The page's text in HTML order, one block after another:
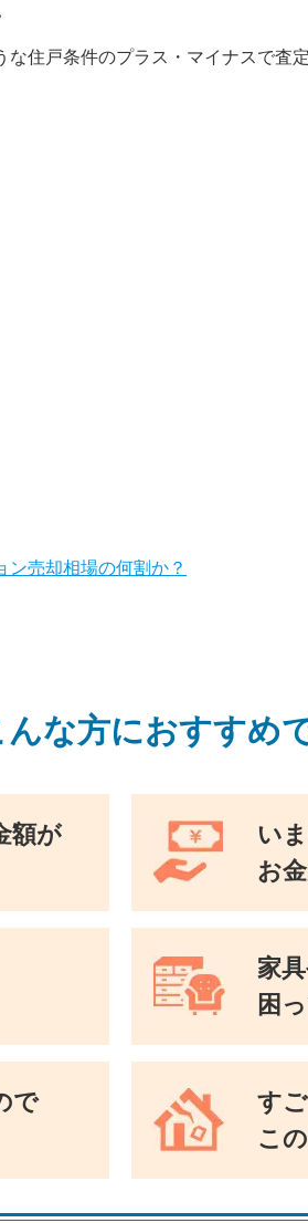
住戸条件のプラス・マイナスで査
売却相場の何割か？
んな方におすすめ
額が
い
お
家
困
で
す
こ